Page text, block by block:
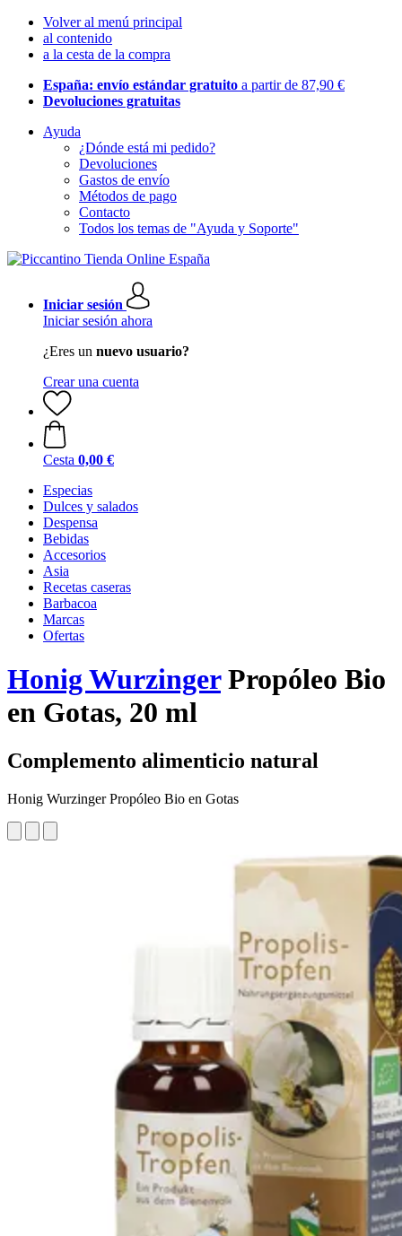
Volver al menú principal
al contenido
a la cesta de la compra
España: envío estándar gratuito a partir de 87,90 €
Devoluciones gratuitas
Ayuda
¿Dónde está mi pedido?
Devoluciones
Gastos de envío
Métodos de pago
Contacto
Todos los temas de "Ayuda y Soporte"
Iniciar sesión
Iniciar sesión ahora
¿Eres un nuevo usuario?
Crear una cuenta
Cesta 0,00 €
Especias
Dulces y salados
Despensa
Bebidas
Accesorios
Asia
Recetas caseras
Barbacoa
Marcas
Ofertas
Honig WurzingerPropóleo Bio
en Gotas, 20 ml
Complemento alimenticio natural
Honig Wurzinger Propóleo Bio en Gotas